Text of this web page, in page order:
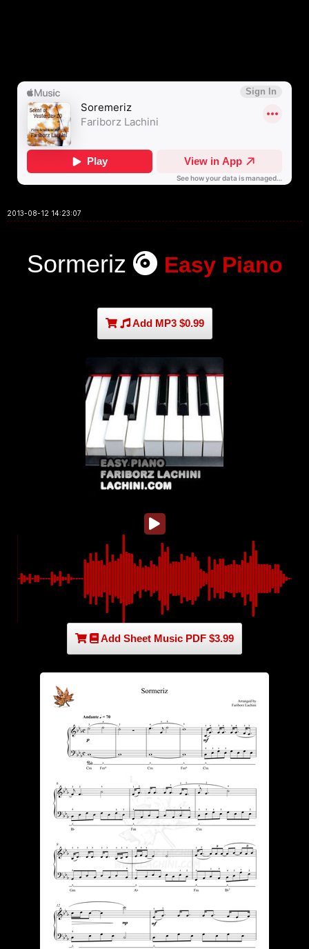
2013-08-12 14:23:07
Sormeriz Easy Piano
Add MP3 $0.99
Add Sheet Music PDF $3.99